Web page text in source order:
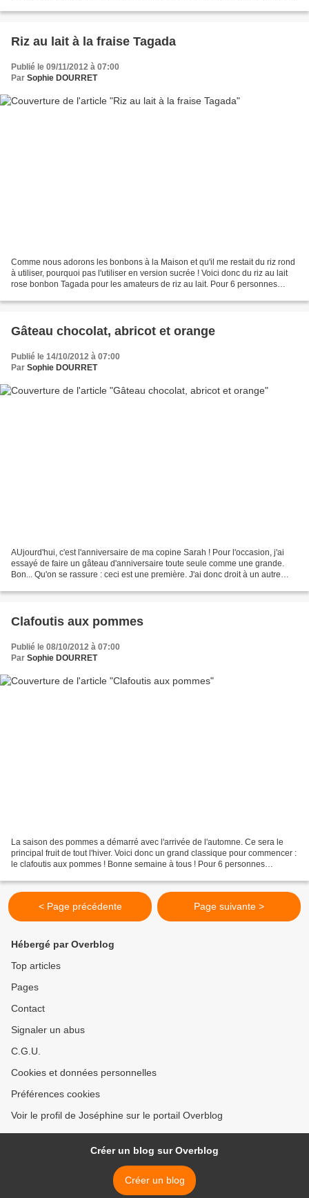
Riz au lait à la fraise Tagada
Publié le 09/11/2012 à 07:00
Par Sophie DOURRET
Comme nous adorons les bonbons à la Maison et qu'il me restait du riz rond
à utiliser, pourquoi pas l'utiliser en version sucrée ! Voici donc du riz au lait
rose bonbon Tagada pour les amateurs de riz au lait. Pour 6 personnes
Gâteau chocolat, abricot et orange
Publié le 14/10/2012 à 07:00
Par Sophie DOURRET
AUjourd'hui, c'est l'anniversaire de ma copine Sarah ! Pour l'occasion, j'ai
essayé de faire un gâteau d'anniversaire toute seule comme une grande.
Bon... Qu'on se rassure : ceci est une première. J'ai donc droit à un autre
Clafoutis aux pommes
Publié le 08/10/2012 à 07:00
Par Sophie DOURRET
La saison des pommes a démarré avec l'arrivée de l'automne. Ce sera le
principal fruit de tout l'hiver. Voici donc un grand classique pour commencer :
le clafoutis aux pommes ! Bonne semaine à tous ! Pour 6 personnes
< Page précédente Page suivante >
Hébergé par Overblog
Top articles
Pages
Contact
Signaler un abus
C.G.U.
Cookies et données personnelles
Préférences cookies
Voir le profil de Joséphine sur le portail Overblog
Créer un blog sur Overblog
Créer un blog